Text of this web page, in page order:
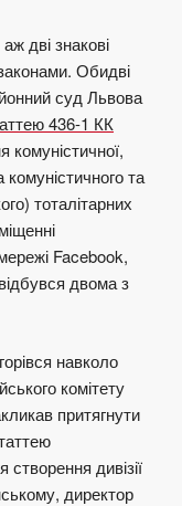
дві знакові
Обидві
суд Львова
436-1 КК
та
тоталітарних
Facebook,
двома з
навколо
комітету
притягнути
створення дивізії
директор